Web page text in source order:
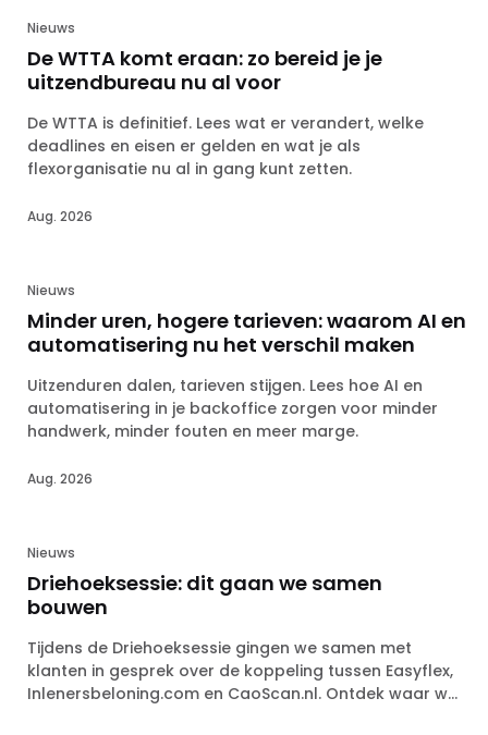
Nieuws
De WTTA komt eraan: zo bereid je je
uitzendbureau nu al voor
De WTTA is definitief. Lees wat er verandert, welke
deadlines en eisen er gelden en wat je als
flexorganisatie nu al in gang kunt zetten.
Aug. 2026
Nieuws
Minder uren, hogere tarieven: waarom AI en
automatisering nu het verschil maken
Uitzenduren dalen, tarieven stijgen. Lees hoe AI en
automatisering in je backoffice zorgen voor minder
handwerk, minder fouten en meer marge.
Aug. 2026
Nieuws
Driehoeksessie: dit gaan we samen
bouwen
Tijdens de Driehoeksessie gingen we samen met
klanten in gesprek over de koppeling tussen Easyflex,
Inlenersbeloning.com en CaoScan.nl. Ontdek waar we